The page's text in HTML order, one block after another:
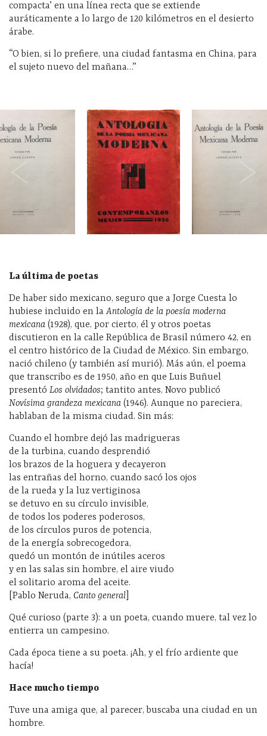
compacta’ en una línea recta que se extiende
auráticamente a lo largo de 120 kilómetros en el desierto
árabe.
“O bien, si lo prefiere, una ciudad fantasma en China, para
el sujeto nuevo del mañana…”
La última de poetas
De haber sido mexicano, seguro que a Jorge Cuesta lo
hubiese incluido en laAntología de la poesía moderna
mexicana (1928), que, por cierto, él y otros poetas
discutieron en la calle República de Brasil número 42, en
el centro histórico de la Ciudad de México. Sin embargo,
nació chileno (y también así murió). Más aún, el poema
que transcribo es de 1950, año en que Luis Buñuel
presentó Los olvidados; tantito antes, Novo publicó
Novísima grandeza mexicana (1946). Aunque no pareciera,
hablaban de la misma ciudad. Sin más:
Cuando el hombre dejó las madrigueras
de la turbina, cuando desprendió
los brazos de la hoguera y decayeron
las entrañas del horno, cuando sacó los ojos
de la rueda y la luz vertiginosa
se detuvo en su círculo invisible,
de todos los poderes poderosos,
de los círculos puros de potencia,
de la energía sobrecogedora,
quedó un montón de inútiles aceros
y en las salas sin hombre, el aire viudo
el solitario aroma del aceite.
[Pablo Neruda, Canto general
Qué curioso (parte 3): a un poeta, cuando muere, tal vez lo
entierra un campesino.
Cada época tiene a su poeta. ¡Ah, y el frío ardiente que
hacía!
Hace mucho tiempo
Tuve una amiga que, al parecer, buscaba una ciudad en un
hombre.